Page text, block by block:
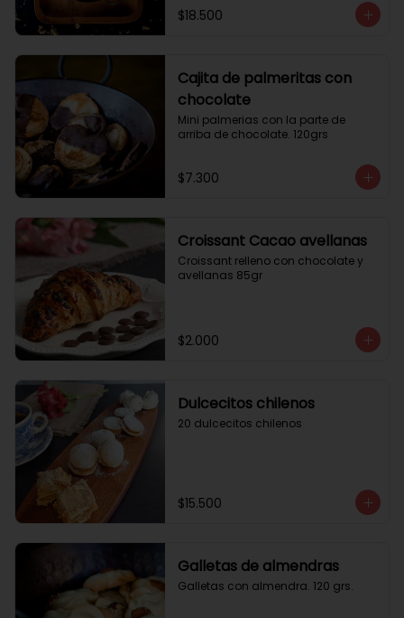
$18.500
Cajita de palmeritas con
chocolate
Mini palmerias con la parte de
arriba de chocolate. 120grs
$7.300
Croissant Cacao avellanas
Croissant relleno con chocolate y
avellanas 85gr
$2.000
Dulcecitos chilenos
20 dulcecitos chilenos
$15.500
Galletas de almendras
Galletas con almendra. 120 grs.